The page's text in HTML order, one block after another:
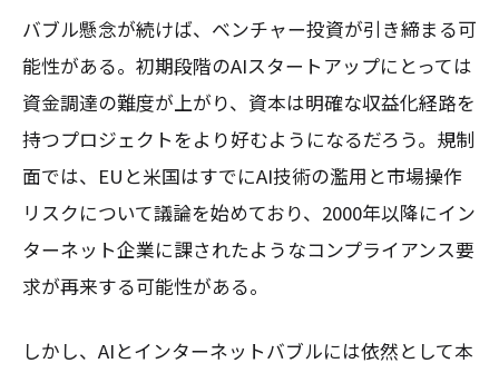
バブル懸念が続けば、ベンチャー投資が引き締まる可
能性がある。初期段階のAIスタートアップにとっては
資金調達の難度が上がり、資本は明確な収益化経路を
持つプロジェクトをより好むようになるだろう。規制
面では、EUと米国はすでにAI技術の濫用と市場操作
リスクについて議論を始めており、2000年以降にイン
ターネット企業に課されたようなコンプライアンス要
求が再来する可能性がある。
しかし、AIとインターネットバブルには依然として本